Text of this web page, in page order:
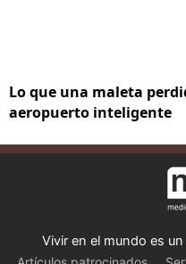
Lo que una maleta
aeropuerto inteligente
Vivir en el mundo es